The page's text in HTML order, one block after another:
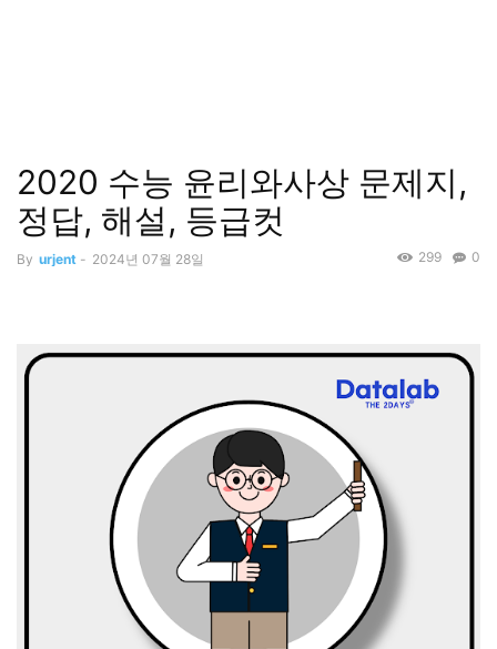
2020 수능 윤리와사상 문제지,
정답, 해설, 등급컷
By urjent - 2024년 07월 28일 0
299